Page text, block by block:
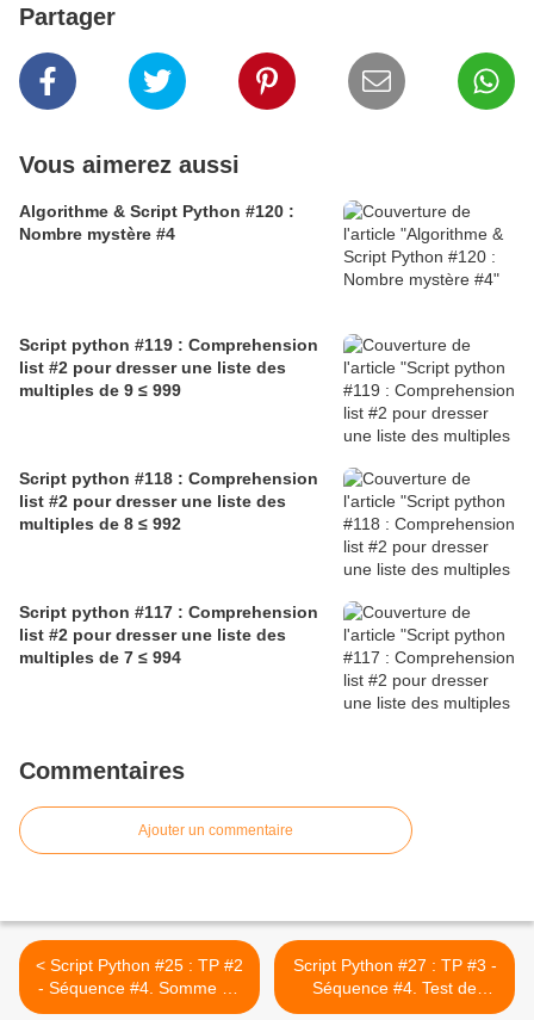
Partager
Vous aimerez aussi
Algorithme & Script Python #120 :
Nombre mystère #4
Script python #119 : Comprehension
list #2 pour dresser une liste des
multiples de 9 ≤ 999
Script python #118 : Comprehension
list #2 pour dresser une liste des
multiples de 8 ≤ 992
Script python #117 : Comprehension
list #2 pour dresser une liste des
multiples de 7 ≤ 994
Commentaires
Ajouter un commentaire
< Script Python #25 : TP #2
- Séquence #4. Somme de
n nombres entiers donnés.
Script Python #27 : TP #3 -
Séquence #4. Test de
primalité d'un nombre entier